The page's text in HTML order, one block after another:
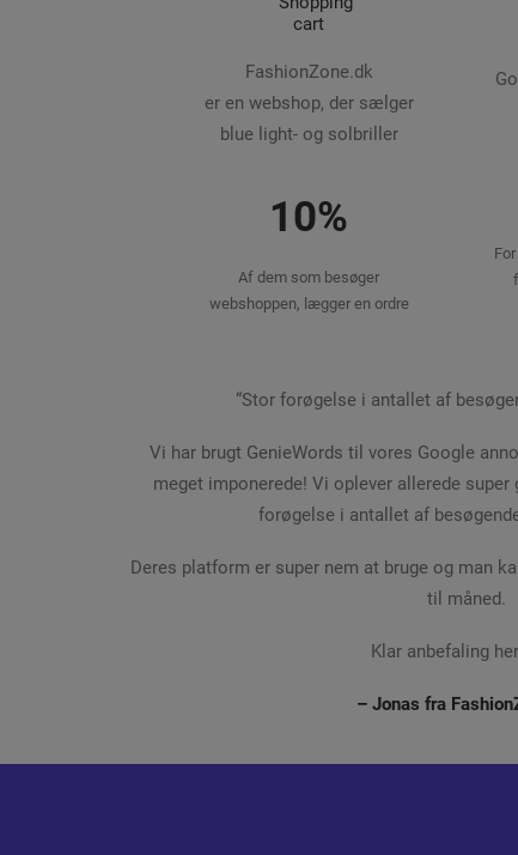
FashionZone.dk
er en webshop, der sælger
blue light- og solbriller
10%
Af dem som besøger
webshoppen, lægger en ordre
“Stor forøgelse i antallet af
Vi har brugt GenieWords til vores Google
meget imponerede! Vi oplever allerede
forøgelse i antallet af
Deres platform er super nem at bruge og man
til måned.
Klar anbefaling
– Jonas fra